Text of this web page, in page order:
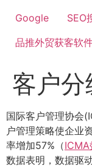
Google
SEO
品推外贸获客软
客户
国际客户管理协会
户管理策略使企业
率增加57%（ICMA
数据表明，数据驱